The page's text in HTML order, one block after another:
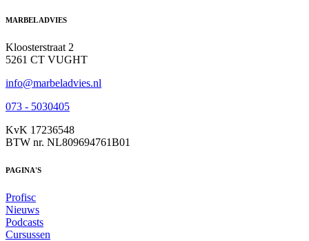
MARBEL ADVIES
Kloosterstraat 2
5261 CT VUGHT
info@marbeladvies.nl
073 - 5030405
KvK 17236548
BTW nr. NL809694761B01
PAGINA'S
Profisc
Nieuws
Podcasts
Cursussen